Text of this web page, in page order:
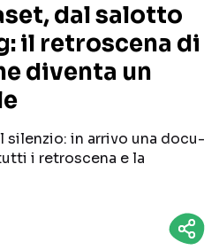
SERIE TV
REALITY SHOW
FICTION
dal salotto
il retroscena di
diventa un
silenzio: in arrivo una docu-
i retroscena e la